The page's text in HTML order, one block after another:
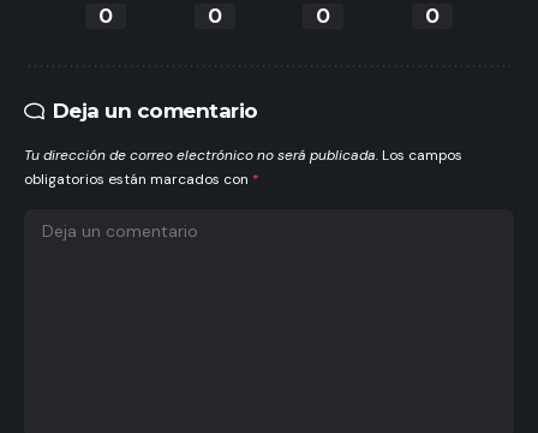
0 0 0 0
Deja un comentario
Tu dirección de correo electrónico no será publicada. Los campos
obligatorios están marcados con *